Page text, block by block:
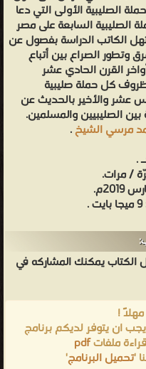
الصليبية الأولى التي دعا
الصليبية السابعة على مصر
الكاتب الدراسة بفصول عن
وتطور الصراع بين أتباع
القرن الحادي عشر
كل حملة صليبية
عشر والأخير بالحديث عن
الصليبيين والمسلمين.
مرسي الشيخ.
بايت .
يمكنك المشاركه في
مهلاً !
ان يتوفر لديكم برنامج
ملفاتpdf
'تحميل البرنامج'